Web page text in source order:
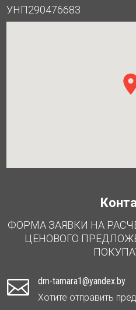
УНП290476683
ФОРМА ЗАЯВКИ НА
ЦЕНОВОГО

dm-tamara1@yandex.by
Хотите отправить